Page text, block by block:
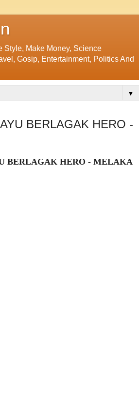
Style, Make Money, Science
Gosip, Entertainment, Politics And
▼
BERLAGAK HERO -
BERLAGAK HERO - MELAKA